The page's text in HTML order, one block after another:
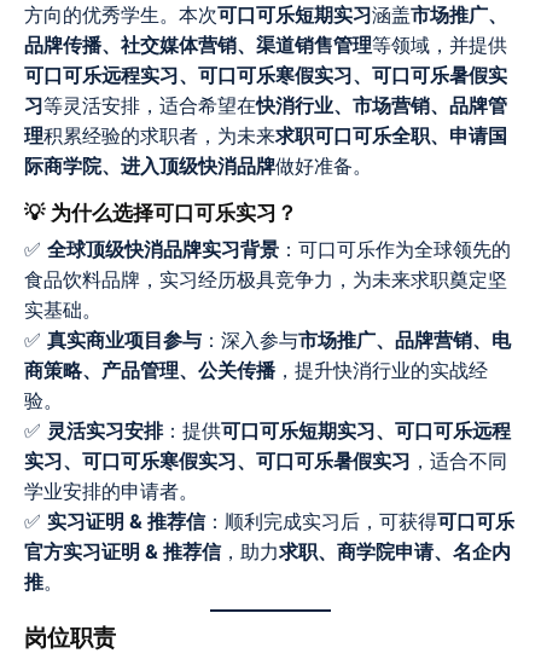
方向的优秀学生。本次可口可乐短期实习涵盖市场推广、
品牌传播、社交媒体营销、渠道销售管理等领域，并提供
可口可乐远程实习、可口可乐寒假实习、可口可乐暑假实
习等灵活安排，适合希望在快消行业、市场营销、品牌管
理积累经验的求职者，为未来求职可口可乐全职、申请国
际商学院、进入顶级快消品牌做好准备。
💡 为什么选择可口可乐实习？
✅ 全球顶级快消品牌实习背景 ：可口可乐作为全球领先的
食品饮料品牌，实习经历极具竞争力，为未来求职奠定坚
实基础。
✅ 真实商业项目参与 ：深入参与市场推广、品牌营销、电
商策略、产品管理、公关传播，提升快消行业的实战经
验。
✅ 灵活实习安排：提供可口可乐短期实习、可口可乐远程
实习、可口可乐寒假实习、可口可乐暑假实习 ，适合不同
学业安排的申请者。
✅ 实习证明 & 推荐信：顺利完成实习后，可获得可口可乐
官方实习证明 & 推荐信，助力求职、商学院申请、名企内
推。
岗位职责